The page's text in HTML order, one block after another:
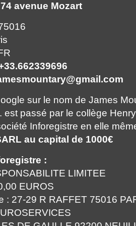
74 avenue Mozart
sur le nom de James
est passé par le collège
Inforegistre en elle
au capital de 1000€
:
LIMITEE
EUROS
: 27-29 R RAFFET 75016